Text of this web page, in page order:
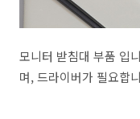
모니터 받침대 부품 입
며, 드라이버가 필요합